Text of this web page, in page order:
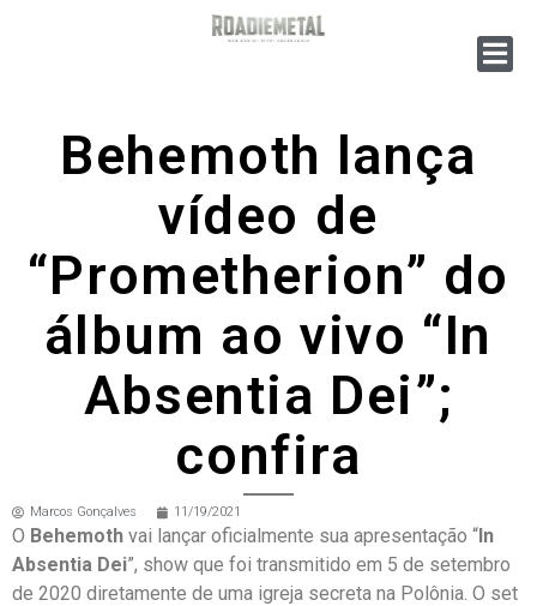
Behemoth lança
vídeo de
“Prometherion” do
álbum ao vivo “In
Absentia Dei”;
confira
Marcos Gonçalves 11/19/2021
O Behemoth vai lançar oficialmente sua apresentação “In
Absentia Dei”, show que foi transmitido em 5 de setembro
de 2020 diretamente de uma igreja secreta na Polônia. O set